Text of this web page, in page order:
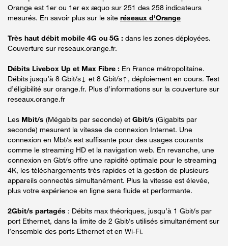
Orange est 1er ou 1er ex æquo sur 251 des 258 indicateurs
mesurés. En savoir plus sur le site réseaux d'Orange
Très haut débit mobile 4G ou 5G : dans les zones déployées.
Couverture sur reseaux.orange.fr.
Débits Livebox Up et Max Fibre : En France métropolitaine.
Débits jusqu’à 8 Gbit/s↓ et 8 Gbit/s↑, déploiement en cours. Test
d’éligibilité sur orange.fr. Plus d’informations sur la couverture sur
reseaux.orange.fr
Les Mbit/s (Mégabits par seconde) et Gbit/s (Gigabits par
seconde) mesurent la vitesse de connexion Internet. Une
connexion en Mbt/s est suffisante pour des usages courants
comme le streaming HD et la navigation web. En revanche, une
connexion en Gbt/s offre une rapidité optimale pour le streaming
4K, les téléchargements très rapides et la gestion de plusieurs
appareils connectés simultanément. Plus la vitesse est élevée,
plus votre expérience en ligne sera fluide et performante.
2Gbit/s partagés : Débits max théoriques, jusqu’à 1 Gbit/s par
port Ethernet, dans la limite de 2 Gbit/s utilisés simultanément sur
l’ensemble des ports Ethernet et en Wi-Fi.